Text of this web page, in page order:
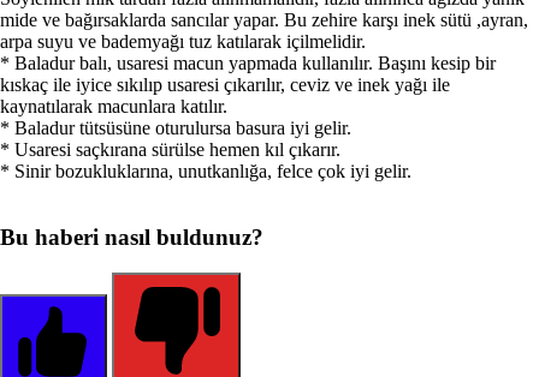
mide ve bağırsaklarda sancılar yapar. Bu zehire karşı inek sütü ,ayran,
arpa suyu ve bademyağı tuz katılarak içilmelidir.
* Baladur balı, usaresi macun yapmada kullanılır. Başını kesip bir
kıskaç ile iyice sıkılıp usaresi çıkarılır, ceviz ve inek yağı ile
kaynatılarak macunlara katılır.
* Baladur tütsüsüne oturulursa basura iyi gelir.
* Usaresi saçkırana sürülse hemen kıl çıkarır.
* Sinir bozukluklarına, unutkanlığa, felce çok iyi gelir.
Bu haberi nasıl buldunuz?